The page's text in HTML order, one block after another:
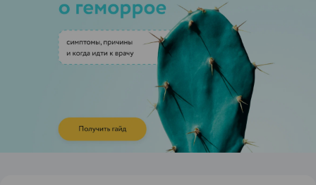
ЭФФЕКТИВНАЯ РЕКЛАМА НА САЙТЕ